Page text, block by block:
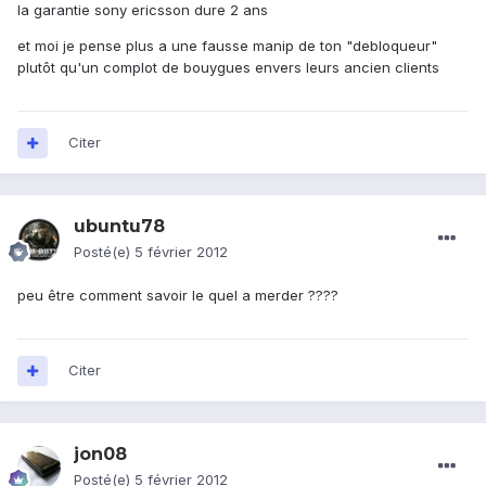
la garantie sony ericsson dure 2 ans
et moi je pense plus a une fausse manip de ton "debloqueur"
plutôt qu'un complot de bouygues envers leurs ancien clients
Citer
ubuntu78
Posté(e) 5 février 2012
peu être comment savoir le quel a merder ????
Citer
jon08
Posté(e) 5 février 2012